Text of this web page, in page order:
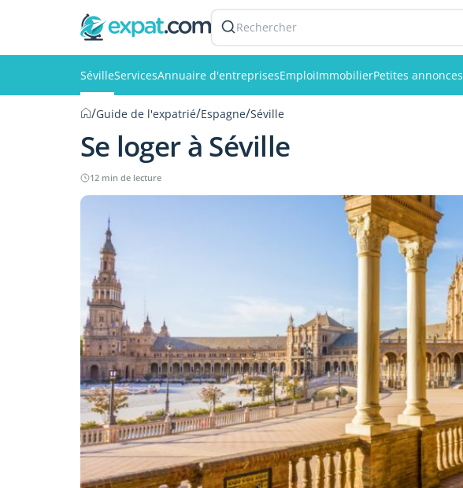
Rechercher
SévilleServicesAnnuaire d'entreprisesEmploiImmobilierPetites annonces
/Guide de l'expatrié/Espagne/Séville
Se loger à Séville
12 min de lecture